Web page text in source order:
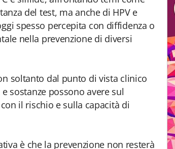
del test, ma anche di HPV e
spesso percepita con diffidenza o
nella prevenzione di diversi
soltanto dal punto di vista clinico
sostanze possono avere sul
il rischio e sulla capacità di
è che la prevenzione non resterà